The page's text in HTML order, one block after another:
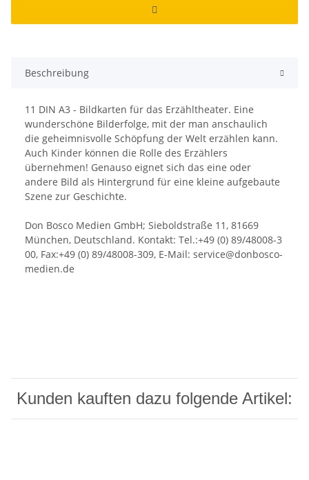
Beschreibung
11 DIN A3 - Bildkarten für das Erzähltheater. Eine
wunderschöne Bilderfolge, mit der man anschaulich
die geheimnisvolle Schöpfung der Welt erzählen kann.
Auch Kinder können die Rolle des Erzählers
übernehmen! Genauso eignet sich das eine oder
andere Bild als Hintergrund für eine kleine aufgebaute
Szene zur Geschichte.
Don Bosco Medien GmbH; Sieboldstraße 11, 81669
München, Deutschland. Kontakt: Tel.:+49 (0) 89/48008-3
00, Fax:+49 (0) 89/48008-309, E-Mail: service@donbosco-
medien.de
Kunden kauften dazu folgende Artikel: